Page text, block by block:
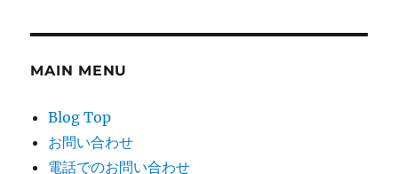
MAIN MENU
Blog Top
お問い合わせ
電話でのお問い合わせ